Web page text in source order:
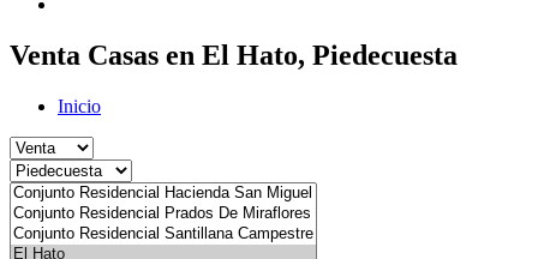
Venta Casas en El Hato, Piedecuesta
Inicio